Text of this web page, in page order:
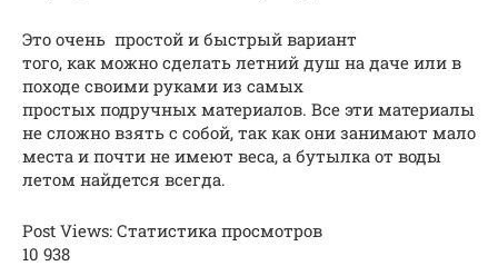
Это очень простой и быстрый вариант
того, как можно сделать летний душ на даче или в
походе своими руками из самых
простых подручных материалов. Все эти материалы
не сложно взять с собой, так как они занимают мало
места и почти не имеют веса, а бутылка от воды
летом найдется всегда.
Post Views: Статистика просмотров
10 938